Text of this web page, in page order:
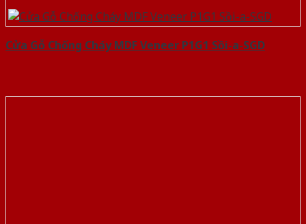
Cửa Gỗ Chống Cháy MDF Veneer P1G1 Sồi-a-SGD